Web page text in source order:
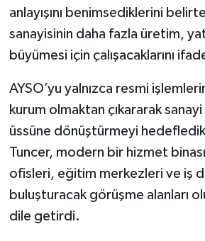
anlayışını benimsediklerini
sanayisinin daha fazla üretim,
büyümesi için çalışacaklarını
AYSO’yu yalnızca resmi
kurum olmaktan çıkararak
üssüne dönüştürmeyi
Tuncer, modern bir hizmet
ofisleri, eğitim merkezleri ve iş
buluşturacak görüşme alanları
dile getirdi.